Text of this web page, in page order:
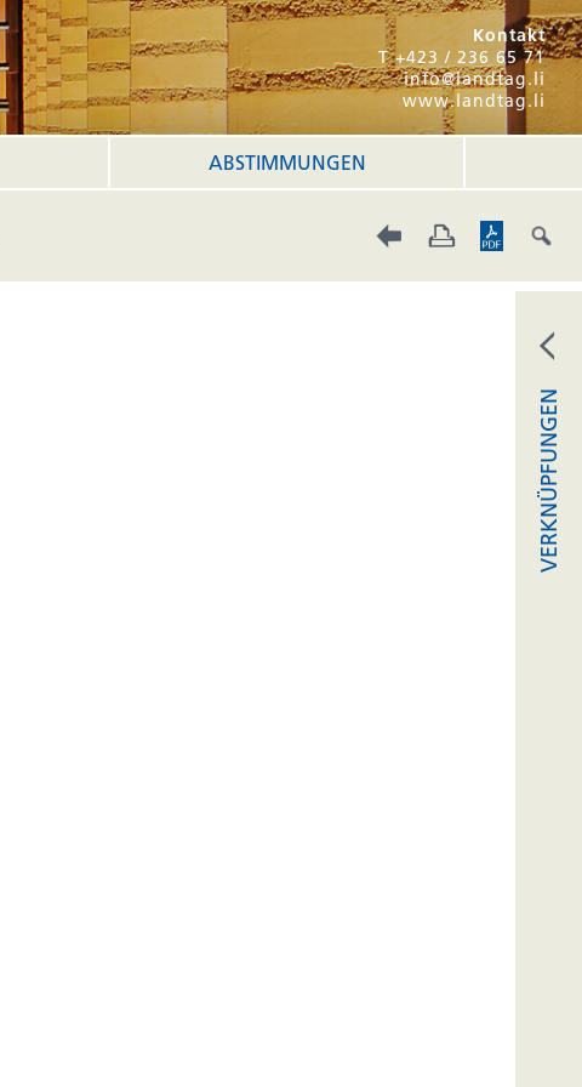
Kontakt
T +423 / 236 65 71
info@landtag.li
www.landtag.li
ABSTIMMUNGEN
VERKNÜPFUNGEN